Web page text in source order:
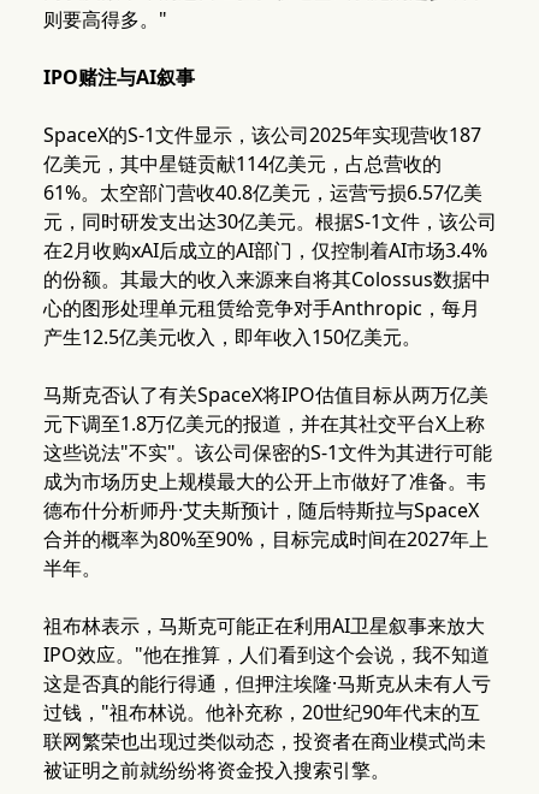
则要高得多。"
IPO赌注与AI叙事
SpaceX的S-1文件显示，该公司2025年实现营收187
亿美元，其中星链贡献114亿美元，占总营收的
61%。太空部门营收40.8亿美元，运营亏损6.57亿美
元，同时研发支出达30亿美元。根据S-1文件，该公司
在2月收购xAI后成立的AI部门，仅控制着AI市场3.4%
的份额。其最大的收入来源来自将其Colossus数据中
心的图形处理单元租赁给竞争对手Anthropic，每月
产生12.5亿美元收入，即年收入150亿美元。
马斯克否认了有关SpaceX将IPO估值目标从两万亿美
元下调至1.8万亿美元的报道，并在其社交平台X上称
这些说法"不实"。该公司保密的S-1文件为其进行可能
成为市场历史上规模最大的公开上市做好了准备。韦
德布什分析师丹·艾夫斯预计，随后特斯拉与SpaceX
合并的概率为80%至90%，目标完成时间在2027年上
半年。
祖布林表示，马斯克可能正在利用AI卫星叙事来放大
IPO效应。"他在推算，人们看到这个会说，我不知道
这是否真的能行得通，但押注埃隆·马斯克从未有人亏
过钱，"祖布林说。他补充称，20世纪90年代末的互
联网繁荣也出现过类似动态，投资者在商业模式尚未
被证明之前就纷纷将资金投入搜索引擎。